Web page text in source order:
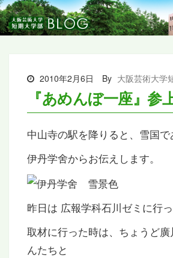
2010年2月6日 By 大阪芸術大学
『あめんぼ一座』参上
中山寺の駅を降りると、雪国で
伊丹学舍からお伝えします。
昨日は 広報学科石川ゼミに行
取材に行った時は、ちょうど廣
んたちと